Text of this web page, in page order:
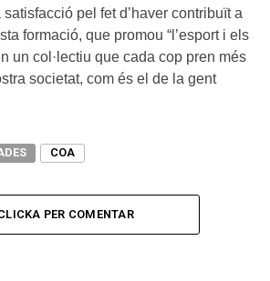
pel fet d’haver contribuït a
formació, que promou “l’esport i els
un col·lectiu que cada cop pren més
societat, com és el de la gent
COA
PER COMENTAR